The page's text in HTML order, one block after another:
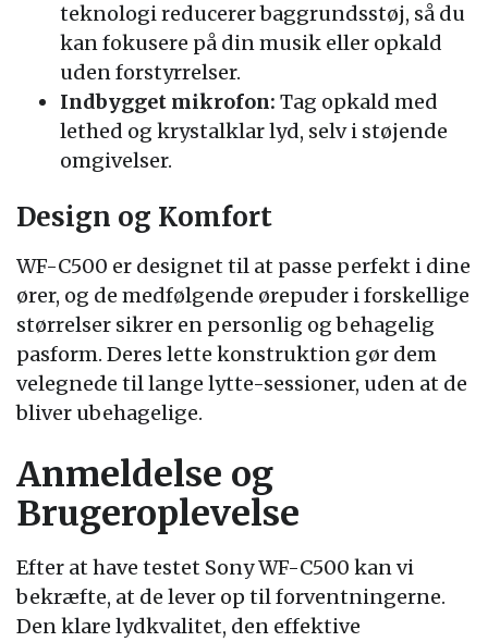
teknologi reducerer baggrundsstøj, så du
kan fokusere på din musik eller opkald
uden forstyrrelser.
Indbygget mikrofon: Tag opkald med
lethed og krystalklar lyd, selv i støjende
omgivelser.
Design og Komfort
WF-C500 er designet til at passe perfekt i dine
ører, og de medfølgende ørepuder i forskellige
størrelser sikrer en personlig og behagelig
pasform. Deres lette konstruktion gør dem
velegnede til lange lytte-sessioner, uden at de
bliver ubehagelige.
Anmeldelse og
Brugeroplevelse
Efter at have testet Sony WF-C500 kan vi
bekræfte, at de lever op til forventningerne.
Den klare lydkvalitet, den effektive